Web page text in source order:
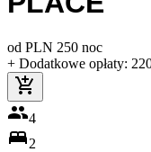
od PLN 250 noc
+ Dodatkowe opłaty:
4
2